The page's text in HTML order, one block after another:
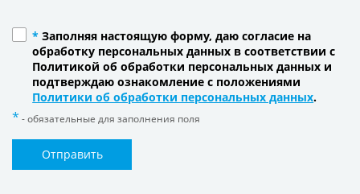
* Заполняя настоящую форму, даю согласие на
обработку персональных данных в соответствии с
Политикой об обработки персональных данных и
подтверждаю ознакомление с положениями
Политики об обработки персональных данных.
- обязательные для заполнения поля
Отправить